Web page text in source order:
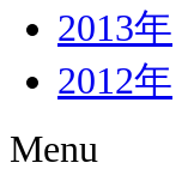
2013年
2012年
Menu